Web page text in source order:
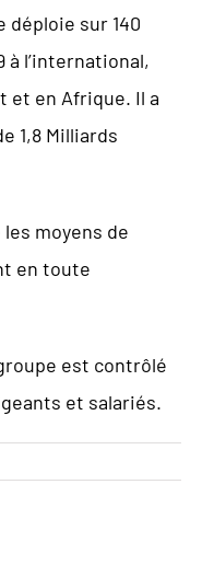
déploie sur 140
l’international,
et en Afrique. Il a
1,8 Milliards
moyens de
en toute
est contrôlé
et salariés.